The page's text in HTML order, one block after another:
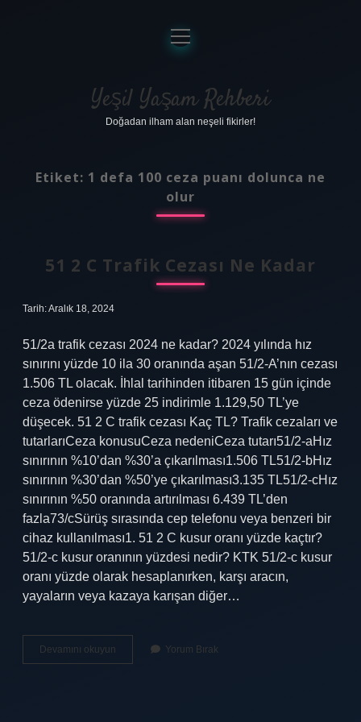
Anasayfa
Gizlilik Politikası
Yasal Uyarı
menüyü
aç
Yeşil Yaşam Rehberi
Doğadan ilham alan neşeli fikirler!
Etiket: 1 defa 100 ceza puanı dolunca ne
olur
51 2 C Trafik Cezası Ne Kadar
Tarih: Aralık 18, 2024
51/2a trafik cezası 2024 ne kadar? 2024 yılında hız
sınırını yüzde 10 ila 30 oranında aşan 51/2-A’nın cezası
1.506 TL olacak. İhlal tarihinden itibaren 15 gün içinde
ceza ödenirse yüzde 25 indirimle 1.129,50 TL’ye
düşecek. 51 2 C trafik cezası Kaç TL? Trafik cezaları ve
tutarlarıCeza konusuCeza nedeniCeza tutarı51/2-aHız
sınırının %10’dan %30’a çıkarılması1.506 TL51/2-bHız
sınırının %30’dan %50’ye çıkarılması3.135 TL51/2-cHız
sınırının %50 oranında artırılması 6.439 TL’den
fazla73/cSürüş sırasında cep telefonu veya benzeri bir
cihaz kullanılması1. 51 2 C kusur oranı yüzde kaçtır?
51/2-c kusur oranının yüzdesi nedir? KTK 51/2-c kusur
oranı yüzde olarak hesaplanırken, karşı aracın,
yayaların veya kazaya karışan diğer…
Devamını okuyun
2
Yorum Bırak